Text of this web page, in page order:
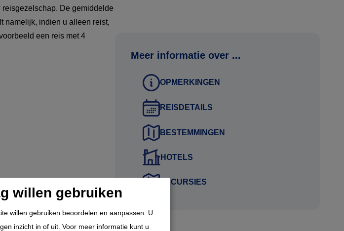
De gemiddelde
namelijk, indien u alleen reist,
een reis met 4
Meer informatie over ...
OPMERKINGEN
REISDETAILS
BESTEMMINGEN
HOTELS
EXCURSIES
willen gebruiken
willen gebruiken beoordelen en aanpassen. U
inzicht in of uit. Voor meer informatie kunt u